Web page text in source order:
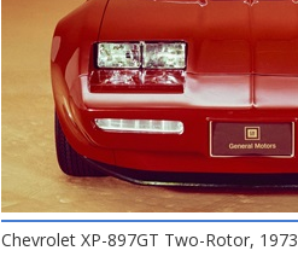
Chevrolet XP-897GT Two-Rotor, 1973